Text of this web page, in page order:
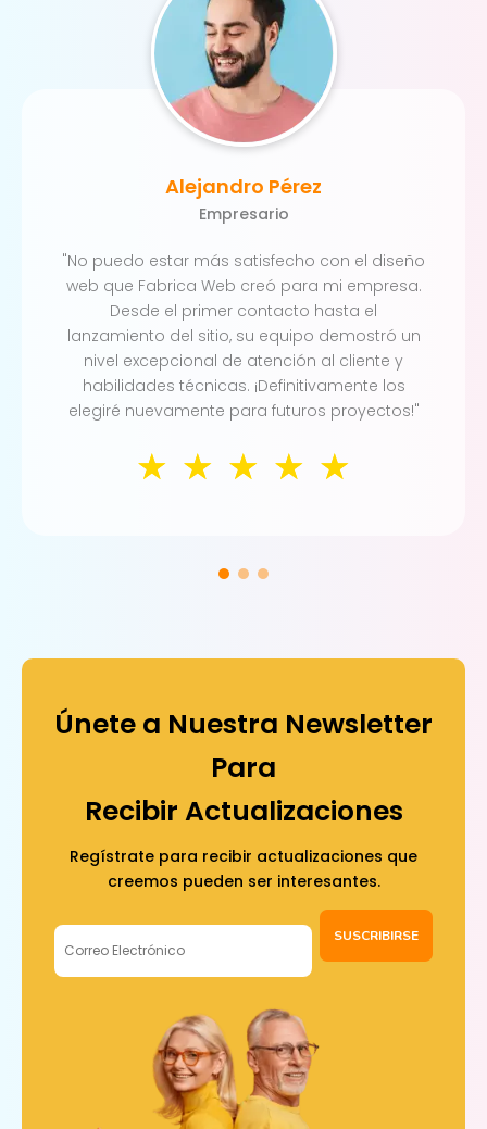
"No puedo estar más satisfecho con el diseño
web que Fabrica Web creó para mi empresa.
Desde el primer contacto hasta el
lanzamiento del sitio, su equipo demostró un
nivel excepcional de atención al cliente y
habilidades técnicas. ¡Definitivamente los
elegiré nuevamente para futuros proyectos!"
Alejandro Pérez
Empresario
☆ ☆ ☆ ☆ ☆
Únete a Nuestra Newsletter
Para
Recibir Actualizaciones
Regístrate para recibir actualizaciones que
creemos pueden ser interesantes.
SUSCRIBIRSE